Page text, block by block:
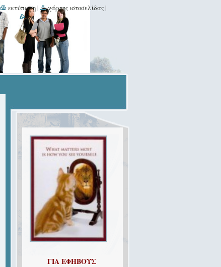
ΓΙΑ ΕΦΗΒΟΥΣ
εκτύπωση| χάρτης ιστοσελίδας |
rss